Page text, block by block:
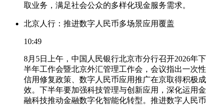
取业务，满足社会公众的多样化现金服务需求。
北京人行：推进数字人民币多场景应用覆盖
10:49
8月5日上午，中国人民银行北京市分行召开2026年下
半年工作会暨北京外汇管理工作会，会议指出一次性
信用修复政策、数字人民币应用推广在京取得积极成
效。下半年要加强科技管理与创新应用，深化运用金
融科技推动金融数字化智能化转型。推进数字人民币